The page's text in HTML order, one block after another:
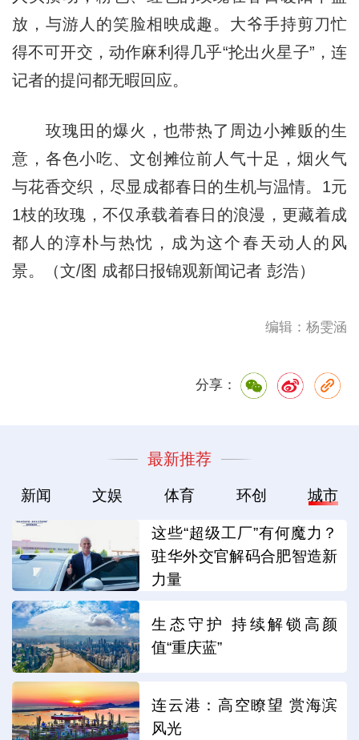
放，与游人的笑脸相映成趣。大爷手持剪刀忙
得不可开交，动作麻利得几乎“抡出火星子”，连
记者的提问都无暇回应。
玫瑰田的爆火，也带热了周边小摊贩的生
意，各色小吃、文创摊位前人气十足，烟火气
与花香交织，尽显成都春日的生机与温情。1元
1枝的玫瑰，不仅承载着春日的浪漫，更藏着成
都人的淳朴与热忱，成为这个春天动人的风
景。（文/图 成都日报锦观新闻记者 彭浩）
编辑：杨雯涵
分享：
最新推荐
新闻 文娱 体育 环创 城市
这些“超级工厂”有何魔力？
驻华外交官解码合肥智造新
力量
生态守护 持续解锁高颜
值“重庆蓝”
连云港：高空瞭望 赏海滨
风光